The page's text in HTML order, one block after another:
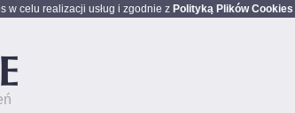
w celu realizacji usług i zgodnie z Polityką Plików Cookies